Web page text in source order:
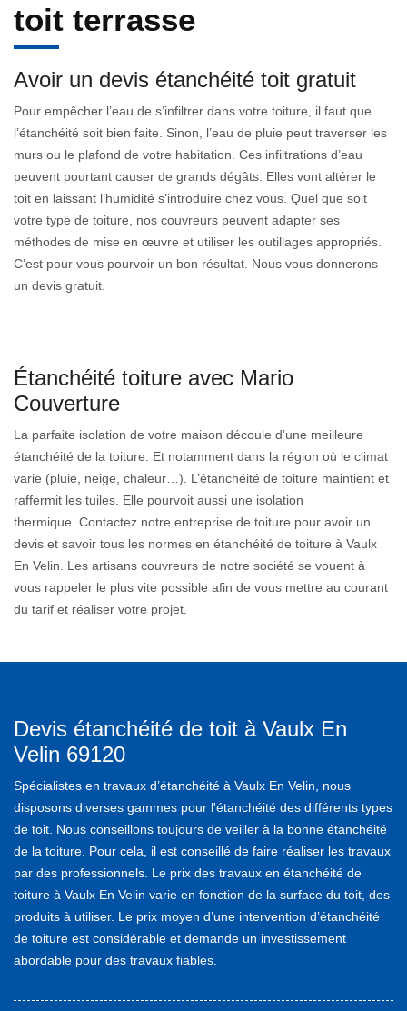
toit terrasse
Avoir un devis étanchéité toit gratuit
Pour empêcher l’eau de s’infiltrer dans votre toiture, il faut que
l’étanchéité soit bien faite. Sinon, l’eau de pluie peut traverser les
murs ou le plafond de votre habitation. Ces infiltrations d’eau
peuvent pourtant causer de grands dégâts. Elles vont altérer le
toit en laissant l’humidité s’introduire chez vous. Quel que soit
votre type de toiture, nos couvreurs peuvent adapter ses
méthodes de mise en œuvre et utiliser les outillages appropriés.
C’est pour vous pourvoir un bon résultat. Nous vous donnerons
un devis gratuit.
Étanchéité toiture avec Mario
Couverture
La parfaite isolation de votre maison découle d’une meilleure
étanchéité de la toiture. Et notamment dans la région où le climat
varie (pluie, neige, chaleur…). L’étanchéité de toiture maintient et
raffermit les tuiles. Elle pourvoit aussi une isolation
thermique. Contactez notre entreprise de toiture pour avoir un
devis et savoir tous les normes en étanchéité de toiture à Vaulx
En Velin. Les artisans couvreurs de notre société se vouent à
vous rappeler le plus vite possible afin de vous mettre au courant
du tarif et réaliser votre projet.
Devis étanchéité de toit à Vaulx En
Velin 69120
Spécialistes en travaux d’étanchéité à Vaulx En Velin, nous
disposons diverses gammes pour l'étanchéité des différents types
de toit. Nous conseillons toujours de veiller à la bonne étanchéité
de la toiture. Pour cela, il est conseillé de faire réaliser les travaux
par des professionnels. Le prix des travaux en étanchéité de
toiture à Vaulx En Velin varie en fonction de la surface du toit, des
produits à utiliser. Le prix moyen d’une intervention d’étanchéité
de toiture est considérable et demande un investissement
abordable pour des travaux fiables.